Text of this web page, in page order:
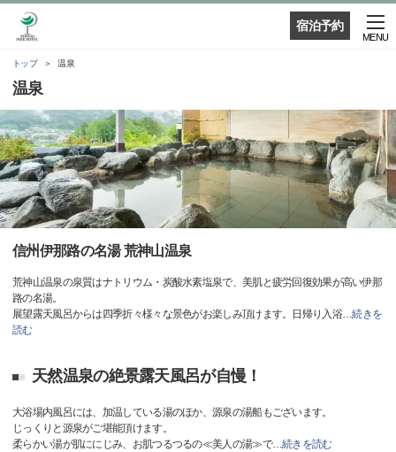
宿泊予約
MENU
トップ 温泉
温泉
信州伊那路の名湯 荒神山温泉
荒神山温泉の泉質はナトリウム・炭酸水素塩泉で、美肌と疲労回復効果が高い伊那
路の名湯。
展望露天風呂からは四季折々様々な景色がお楽しみ頂けます。日帰り入浴…続きを
読む
天然温泉の絶景露天風呂が自慢！
大浴場内風呂には、加温している湯のほか、源泉の湯船もございます。
じっくりと源泉がご堪能頂けます。
柔らかい湯が肌ににじみ、お肌つるつるの≪美人の湯≫で…続きを読む